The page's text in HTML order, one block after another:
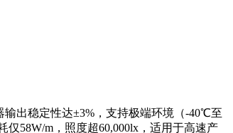
出稳定性达±3%，支持极端环境（-40℃至
58W/m，照度超60,000lx，适用于高速产